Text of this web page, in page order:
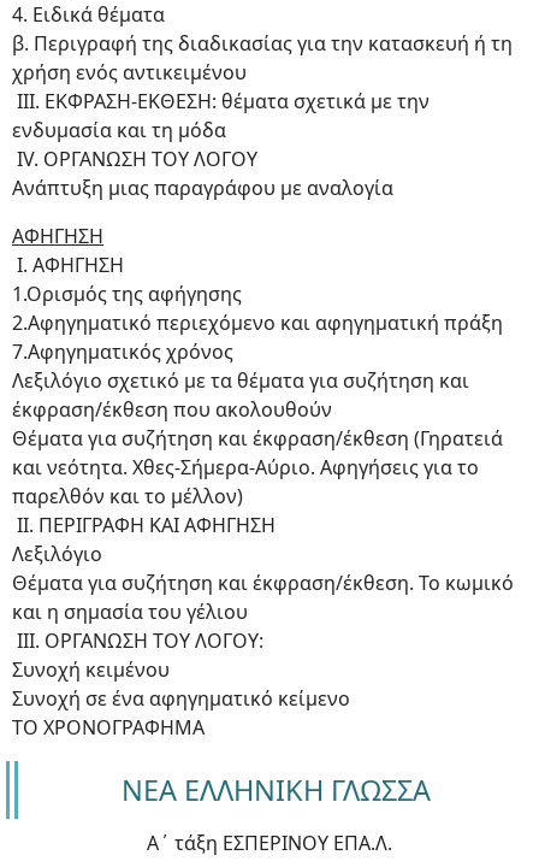
4. Ειδικά θέματα
β. Περιγραφή της διαδικασίας για την κατασκευή ή τη
χρήση ενός αντικειμένου
ΙΙΙ. ΕΚΦΡΑΣΗ-ΕΚΘΕΣΗ: θέματα σχετικά με την
ενδυμασία και τη μόδα
ΙV. ΟΡΓΑΝΩΣΗ ΤΟΥ ΛΟΓΟΥ
Ανάπτυξη μιας παραγράφου με αναλογία
ΑΦΗΓΗΣΗ
Ι. ΑΦΗΓΗΣΗ
1.Ορισμός της αφήγησης
2.Αφηγηματικό περιεχόμενο και αφηγηματική πράξη
7.Αφηγηματικός χρόνος
Λεξιλόγιο σχετικό με τα θέματα για συζήτηση και
έκφραση/έκθεση που ακολουθούν
Θέματα για συζήτηση και έκφραση/έκθεση (Γηρατειά
και νεότητα. Χθες-Σήμερα-Αύριο. Αφηγήσεις για το
παρελθόν και το μέλλον)
ΙΙ. ΠΕΡΙΓΡΑΦΗ ΚΑΙ ΑΦΗΓΗΣΗ
Λεξιλόγιο
Θέματα για συζήτηση και έκφραση/έκθεση. Το κωμικό
και η σημασία του γέλιου
ΙΙΙ. ΟΡΓΑΝΩΣΗ ΤΟΥ ΛΟΓΟΥ:
Συνοχή κειμένου
Συνοχή σε ένα αφηγηματικό κείμενο
ΤΟ ΧΡΟΝΟΓΡΑΦΗΜΑ
ΝΕΑ ΕΛΛΗΝΙΚΗ ΓΛΩΣΣΑ
Α΄ τάξη ΕΣΠΕΡΙΝΟΥ ΕΠΑ.Λ.